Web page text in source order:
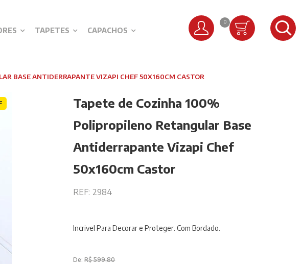
TAPETES CAPACHOS
0
BASE ANTIDERRAPANTE VIZAPI CHEF 50X160CM CASTOR
Tapete de Cozinha 100%
Polipropileno Retangular Base
Antiderrapante Vizapi Chef
50x160cm Castor
REF: 2984
Incrivel Para Decorar e Proteger. Com Bordado.
De:R$ 599,80